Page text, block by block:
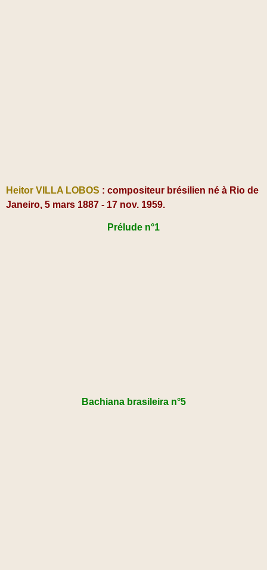
Heitor VILLA LOBOS : compositeur brésilien né à Rio de
Janeiro, 5 mars 1887 - 17 nov. 1959.
Prélude n°1
Bachiana brasileira n°5